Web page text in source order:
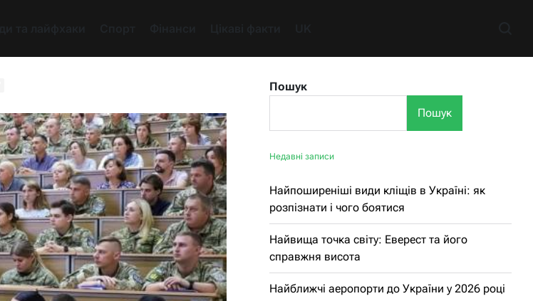
Пошук
Пошук
Недавні записи
Найпоширеніші види кліщів в Україні: як
розпізнати і чого боятися
Найвища точка світу: Еверест та його
справжня висота
Найближчі аеропорти до України у 2026 році